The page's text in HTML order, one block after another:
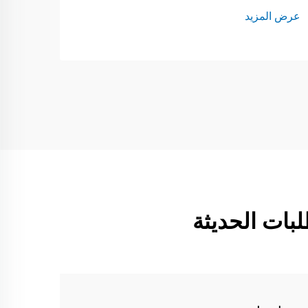
عرض المزيد
الحديثة